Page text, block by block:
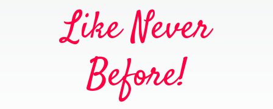
Like Never
Before!